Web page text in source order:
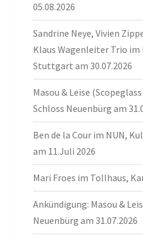
05.08.2026
Sandrine Neye, Vivien
Klaus Wagenleiter Trio im
Stuttgart am 30.07.2026
Masou & Leise
Schloss Neuenbürg am
Ben de la Cour im NUN,
am 11.Juli 2026
Mari Froes im Tollhaus,
Ankündigung: Masou &
Neuenbürg am 31.07.2026